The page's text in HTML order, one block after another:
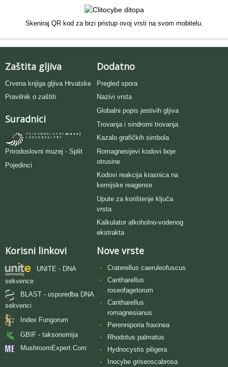
Skeniraj QR kod za brzi pristup ovoj vrsti na svom mobitelu.
Zaštita gljiva
Crvena knjiga gljiva Hrvatske
Pravilnik o zaštiti
Suradnici
Prirodoslovni muzej - Split
Pojedinci
Dodatno
Pregled spora
Nazivi vrsta
Globalni popis jestivih gljiva
Trovanja i sindromi trovanja
Kazalo grafičkih simbola
Romagnesijevi kodovi boje
otrusine
Kodovi reakcija krasnica na
kemijske reagense
Upute za korištenje ključa
vrsta
Kalkulator alkoholno-vodenog
ekstrakta
Korisni linkovi
UNITE - DNA
sekvence
BLAST - usporedba DNA
sekvenci
Index Fungorum
GBIF - taksonomija
MushroomExpert.Com
Nove vrste
Craterellus caeruleofuscus
Cantharellus
roseofagetorum
Cantharellus
romagnesianus
Perenniporia fraxinea
Rhodotus palmatus
Hydnocystis piligera
Inocybe griseoscabrosa